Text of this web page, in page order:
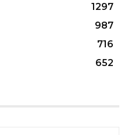
1297
987
716
652